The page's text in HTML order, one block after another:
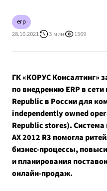
erp
28.10.2021
3 мин 1569
ГК «КОРУС Консалтинг»
по внедрению ERP в
Republic в России для
independently owned
Republic stores).
AX 2012 R3 помогла
бизнес-процессы,
и планирования
онлайн-продаж.